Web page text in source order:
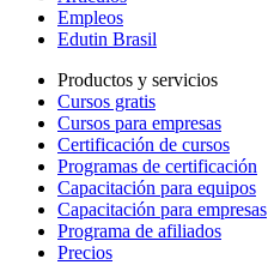
Empleos
Edutin Brasil
Productos y servicios
Cursos gratis
Cursos para empresas
Certificación de cursos
Programas de certificación
Capacitación para equipos
Capacitación para empresas
Programa de afiliados
Precios